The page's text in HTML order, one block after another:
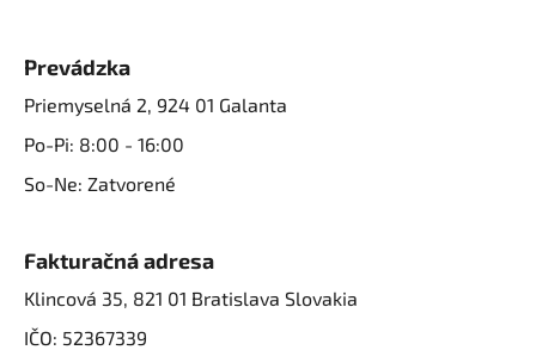
Prevádzka
Priemyselná 2, 924 01 Galanta
Po-Pi: 8:00 - 16:00
So-Ne: Zatvorené
Fakturačná adresa
Klincová 35, 821 01 Bratislava Slovakia
IČO: 52367339